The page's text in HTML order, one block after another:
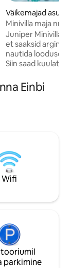
4,95/5, 22
Väikemajad
/ Rickul
Minivilla maja nr.
Juniper Minivillas
et saaksid
nautida looduse
Siin saad kuulata
vahetab. Saun
köetav. Jacuzzi
hommikukohvi
Einbi
Wifi
parkimine